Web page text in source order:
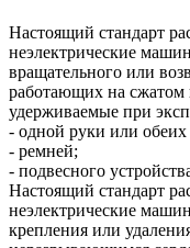
Настоящий стандарт
неэлектрические
вращательного или
работающих на сжатом
удерживаемые при
- одной руки или обеих
- ремней;
- подвесного
Настоящий стандарт
неэлектрические
крепления или